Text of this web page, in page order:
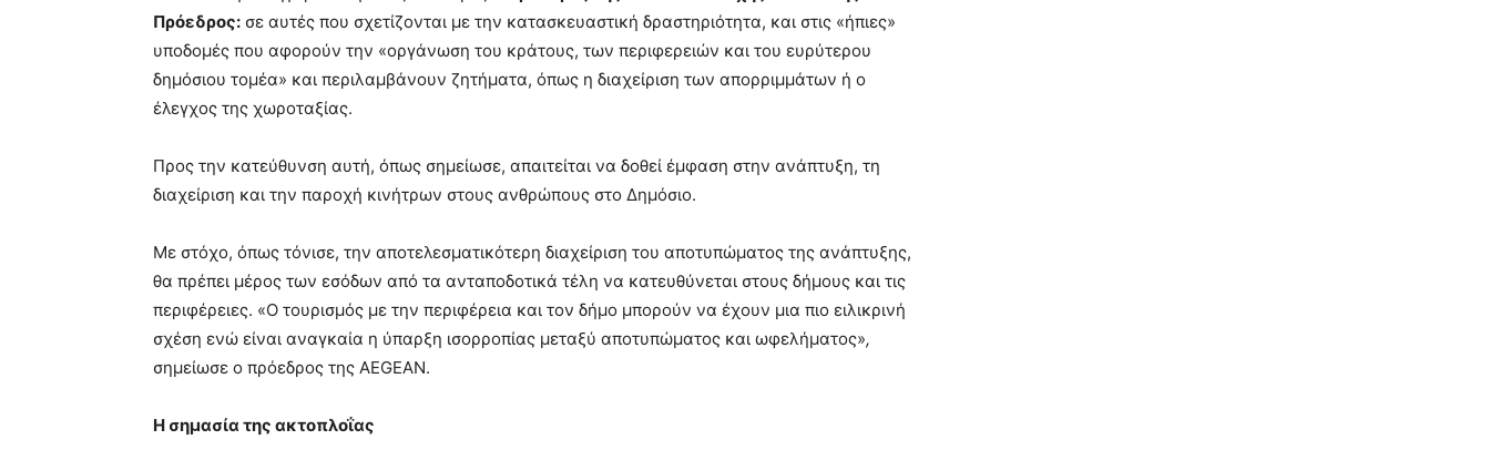
Πρόεδρος: σε αυτές που σχετίζονται με την κατασκευαστική δραστηριότητα, και στις «ήπιες»
υποδομές που αφορούν την «οργάνωση του κράτους, των περιφερειών και του ευρύτερου
δημόσιου τομέα» και περιλαμβάνουν ζητήματα, όπως η διαχείριση των απορριμμάτων ή ο
έλεγχος της χωροταξίας.
Προς την κατεύθυνση αυτή, όπως σημείωσε, απαιτείται να δοθεί έμφαση στην ανάπτυξη, τη
διαχείριση και την παροχή κινήτρων στους ανθρώπους στο Δημόσιο.
Με στόχο, όπως τόνισε, την αποτελεσματικότερη διαχείριση του αποτυπώματος της ανάπτυξης,
θα πρέπει μέρος των εσόδων από τα ανταποδοτικά τέλη να κατευθύνεται στους δήμους και τις
περιφέρειες. «Ο τουρισμός με την περιφέρεια και τον δήμο μπορούν να έχουν μια πιο ειλικρινή
σχέση ενώ είναι αναγκαία η ύπαρξη ισορροπίας μεταξύ αποτυπώματος και ωφελήματος»,
σημείωσε ο πρόεδρος της AEGEAN.
Η σημασία της ακτοπλοΐας